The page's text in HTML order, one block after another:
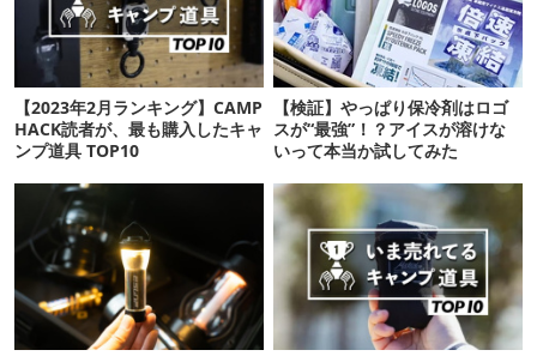
【2023年2月ランキング】CAMP
HACK読者が、最も購入したキャ
ンプ道具 TOP10
【検証】やっぱり保冷剤はロゴ
スが“最強”！？アイスが溶けな
いって本当か試してみた